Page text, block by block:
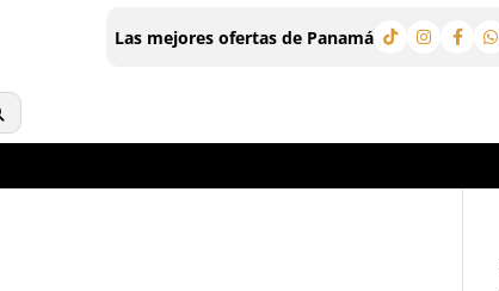
Las mejores ofertas de Panamá